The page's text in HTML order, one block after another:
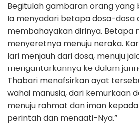
Begitulah gambaran orang yang
Ia menyadari betapa dosa-dosa
membahayakan dirinya. Betapa
menyeretnya menuju neraka.
lari menjauh dari dosa, menuju
mengantarkannya ke dalam
Thabari menafsirkan ayat
wahai manusia, dari kemurkaan
menuju rahmat dan iman
perintah dan menaati-Nya.”